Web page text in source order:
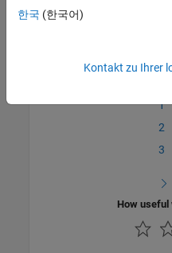
Code
1
2
3
How useful
한국 (한국어)
Kontakt zu Ihrer